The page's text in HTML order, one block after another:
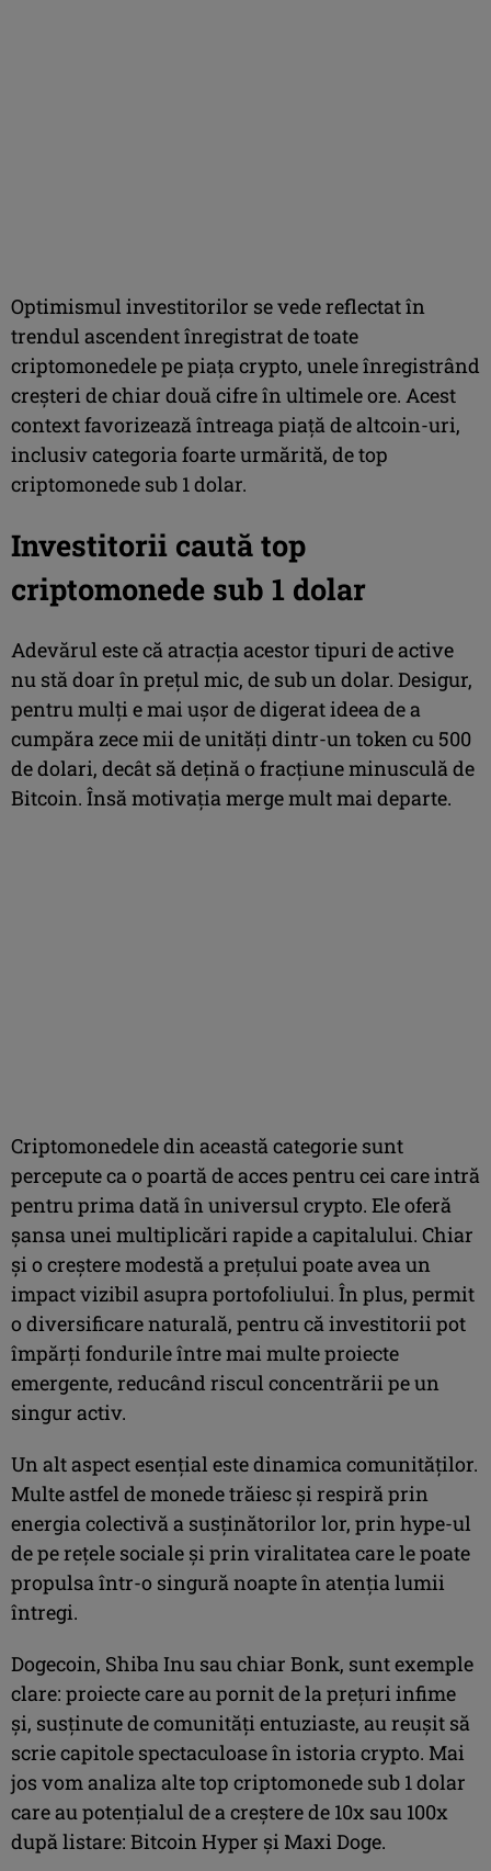
Optimismul investitorilor se vede reflectat în
trendul ascendent înregistrat de toate
criptomonedele pe piața crypto, unele înregistrând
creșteri de chiar două cifre în ultimele ore. Acest
context favorizează întreaga piață de altcoin-uri,
inclusiv categoria foarte urmărită, de top
criptomonede sub 1 dolar.
Investitorii caută top
criptomonede sub 1 dolar
Adevărul este că atracția acestor tipuri de active
nu stă doar în prețul mic, de sub un dolar. Desigur,
pentru mulți e mai ușor de digerat ideea de a
cumpăra zece mii de unități dintr-un token cu 500
de dolari, decât să dețină o fracțiune minusculă de
Bitcoin. Însă motivația merge mult mai departe.
Criptomonedele din această categorie sunt
percepute ca o poartă de acces pentru cei care intră
pentru prima dată în universul crypto. Ele oferă
șansa unei multiplicări rapide a capitalului. Chiar
și o creștere modestă a prețului poate avea un
impact vizibil asupra portofoliului. În plus, permit
o diversificare naturală, pentru că investitorii pot
împărți fondurile între mai multe proiecte
emergente, reducând riscul concentrării pe un
singur activ.
Un alt aspect esențial este dinamica comunităților.
Multe astfel de monede trăiesc și respiră prin
energia colectivă a susținătorilor lor, prin hype-ul
de pe rețele sociale și prin viralitatea care le poate
propulsa într-o singură noapte în atenția lumii
întregi.
Dogecoin, Shiba Inu sau chiar Bonk, sunt exemple
clare: proiecte care au pornit de la prețuri infime
și, susținute de comunități entuziaste, au reușit să
scrie capitole spectaculoase în istoria crypto. Mai
jos vom analiza alte top criptomonede sub 1 dolar
care au potențialul de a creștere de 10x sau 100x
după listare: Bitcoin Hyper și Maxi Doge.